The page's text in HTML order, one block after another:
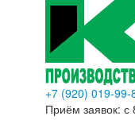
+7 (920) 019-99-
Приём заявок: с